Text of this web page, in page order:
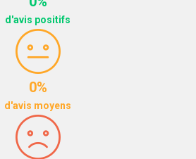
d'avis positifs
0%
d'avis moyens